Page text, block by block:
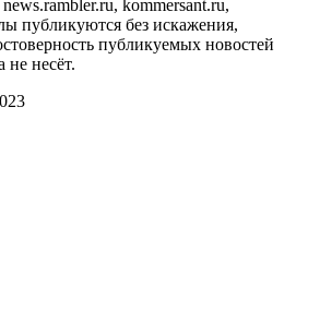
kommersant.ru,
публикуются без искажения,
публикуемых новостей
не несёт.